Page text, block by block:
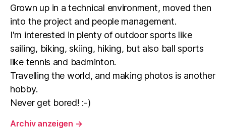
Grown up in a technical environment, moved then
into the project and people management.
I'm interested in plenty of outdoor sports like
sailing, biking, skiing, hiking, but also ball sports
like tennis and badminton.
Travelling the world, and making photos is another
hobby.
Never get bored! :-)
Archiv anzeigen →